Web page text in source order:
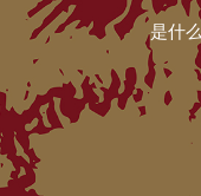
是什